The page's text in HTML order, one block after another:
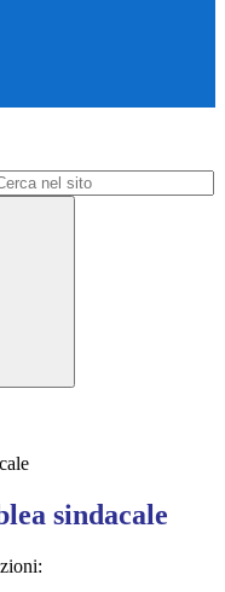
sindacale